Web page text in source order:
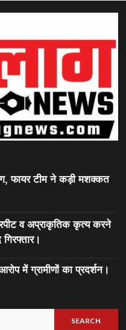
फायर टीम ने कड़ी मशक्कत
व अप्राकृतिक कृत्य करने
में ग्रामीणों का प्रदर्शन।